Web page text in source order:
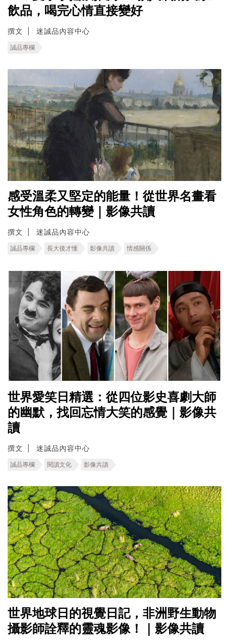
飲品，喝完心情直接變好
撰文 迷誠品內容中心
誠品專欄
感受溫柔又堅定的能量！從世界名畫看
女性角色的轉變｜影像共讀
撰文 迷誠品內容中心
誠品專欄 長大後才懂 影像共讀 情感關係
世界愛笑日精選：從四位影史喜劇大師
的幽默，找回忘情大笑的感覺｜影像共
讀
撰文 迷誠品內容中心
誠品專欄 閱讀文化 影像共讀
世界地球日的視覺日記，非洲野生動物
攝影師詮釋的靈魂影像！｜影像共讀